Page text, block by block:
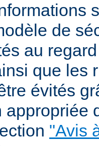
de
au
que les
évités
appropriée
"Avis